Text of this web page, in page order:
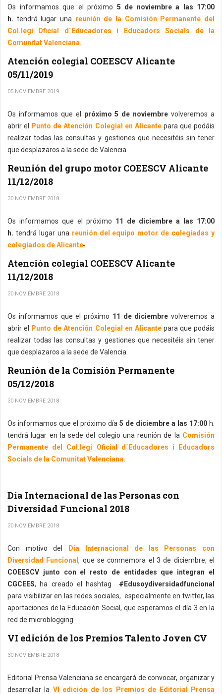
Os informamos que el próximo 5 de noviembre a las 17:00
h. tendrá lugar una reunión de la Comisión Permanente del
Col.legi Oficial d´Educadores i Educadors Socials de la
Comunitat Valenciana.
Atención colegial COEESCV Alicante
05/11/2019
05 NOVIEMBRE 2019
Os informamos que el próximo 5 de noviembrevolveremos a
abrir el
Punto de Atención Colegial en Alicantepara que podáis
realizar todas las consultas y gestiones que necesitéis sin tener
que desplazaros a la sede de Valencia.
Reunión del grupo motor COEESCV Alicante
11/12/2018
30 NOVIEMBRE 2018
Os informamos que el próximo 11 de diciembre a las 17:00
h. tendrá lugar una reunión del equipo motor de colegiadas y
colegiados de Alicante.
Atención colegial COEESCV Alicante
11/12/2018
30 NOVIEMBRE 2018
Os informamos que el próximo 11 de diciembre volveremos a
abrir el
Punto de Atención Colegial en Alicantepara que podáis
realizar todas las consultas y gestiones que necesitéis sin tener
que desplazaros a la sede de Valencia.
Reunión de la Comisión Permanente
05/12/2018
30 NOVIEMBRE 2018
Os informamos que el próximo día 5 de diciembre a las 17:00 h.
tendrá lugar en la sede del colegio una reunión de la Comisión
Permanente del Col.legi Oficial d´Educadores i Educadors
Socials de la Comunitat Valenciana.
Día Internacional de las Personas con
Diversidad Funcional 2018
30 NOVIEMBRE 2018
Con motivo del
Día Internacional de las Personas con
Diversidad Funcional, que se conmemora el 3 de diciembre, el
COEESCV junto con el resto de entidades que integran el
CGCEES, ha creado el hashtag
#Edusoydiversidadfuncional
para visibilizar en las redes sociales, especialmente en twitter, las
aportaciones de la Educación Social, que esperamos el día 3 en la
red de microblogging.
VI edición de los Premios Talento Joven CV
30 NOVIEMBRE 2018
Editorial Prensa Valenciana se encargará de convocar, organizar y
desarrollar la VI edición de los Premios de Editorial Prensa